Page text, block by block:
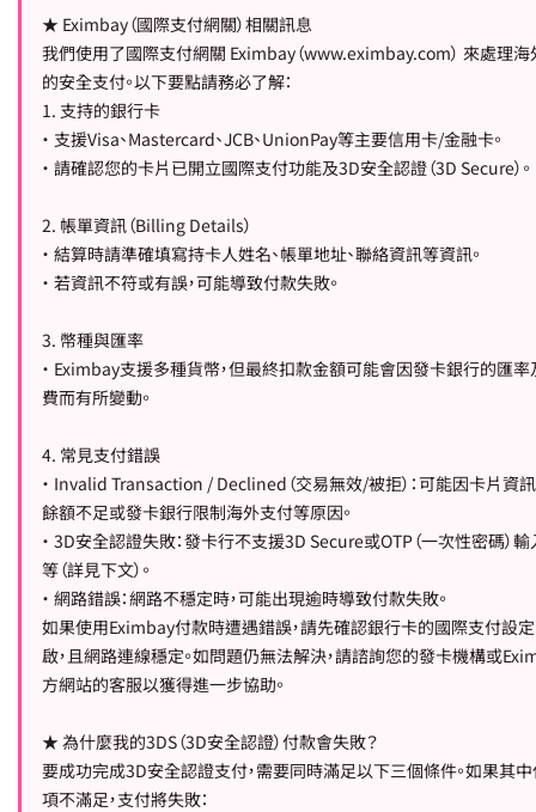
★ Eximbay（國際支付網關）相關訊息
我們使用了國際支付網關 Eximbay（www.eximbay.com） 來處理海
的安全支付。以下要點請務必了解：
1. 支持的銀行卡
• 支援Visa、Mastercard、JCB、UnionPay等主要信用卡/金融卡。
• 請確認您的卡片已開立國際支付功能及3D安全認證（3D Secure）。
2. 帳單資訊（Billing Details）
• 結算時請準確填寫持卡人姓名、帳單地址、聯絡資訊等資訊。
• 若資訊不符或有誤，可能導致付款失敗。
3. 幣種與匯率
• Eximbay支援多種貨幣，但最終扣款金額可能會因發卡銀行的匯率
費而有所變動。
4. 常見支付錯誤
• Invalid Transaction / Declined（交易無效/被拒）：可能因卡片資訊
餘額不足或發卡銀行限制海外支付等原因。
• 3D安全認證失敗：發卡行不支援3D Secure或OTP（一次性密碼）
等（詳見下文）。
• 網路錯誤：網路不穩定時，可能出現逾時導致付款失敗。
如果使用Eximbay付款時遭遇錯誤，請先確認銀行卡的國際支付設
啟，且網路連線穩定。如問題仍無法解決，請諮詢您的發卡機構或
方網站的客服以獲得進一步協助。
★ 為什麼我的3DS（3D安全認證）付款會失敗？
要成功完成3D安全認證支付，需要同時滿足以下三個條件。如果其
項不滿足，支付將失敗：